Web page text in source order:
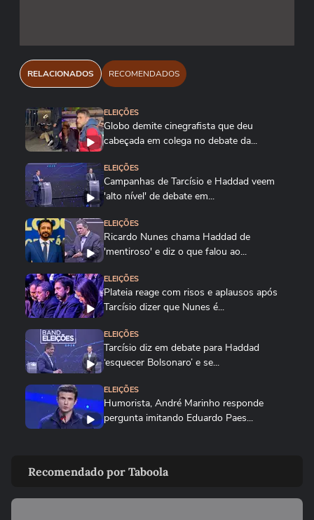
Reprodução/ candisseprefeita13/ Instagram
Reprodução/ flaviodireitase/ Instagram
RELACIONADOS RECOMENDADOS
ELEIÇÕES
Globo demite cinegrafista que deu
cabeçada em colega no debate da...
ELEIÇÕES
Campanhas de Tarcísio e Haddad veem
'alto nível' de debate em...
ELEIÇÕES
Ricardo Nunes chama Haddad de
'mentiroso' e diz o que falou ao...
ELEIÇÕES
Plateia reage com risos e aplausos após
Tarcísio dizer que Nunes é...
ELEIÇÕES
Tarcísio diz em debate para Haddad
‘esquecer Bolsonaro’ e se...
ELEIÇÕES
Humorista, André Marinho responde
pergunta imitando Eduardo Paes...
debate da Band no Paraná:...
ELEIÇÕES
Recomendado por Taboola